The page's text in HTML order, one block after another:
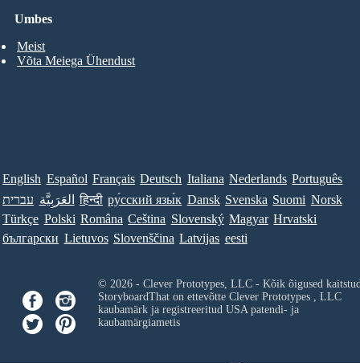
Umbes
Meist
Võta Meiega Ühendust
English Español Français Deutsch Italiana Nederlands Português
עברית العَرَبِيَّة हिन्दी ру́сский язы́к Dansk Svenska Suomi Norsk
Türkçe Polski Româna Ceština Slovenský Magyar Hrvatski
български Lietuvos Slovenščina Latvijas eesti
© 2026 - Clever Prototypes, LLC - Kõik õigused
StoryboardThat on ettevõtte Clever Prototypes , LLC
kaubamärk ja registreeritud USA patendi- ja
kaubamärgiametis